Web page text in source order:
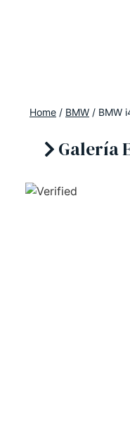
Home / BMW / BMW
Galería